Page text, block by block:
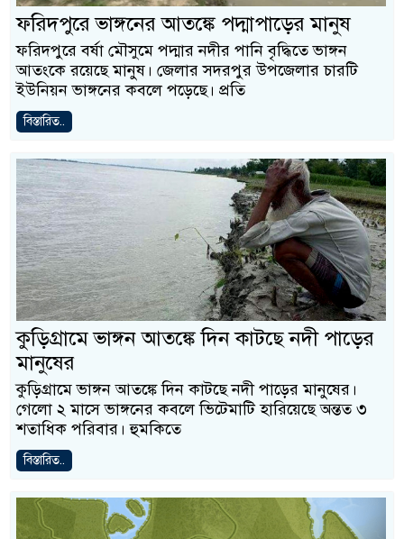
ফরিদপুরে ভাঙ্গনের আতঙ্কে পদ্মাপাড়ের মানুষ
ফরিদপুরে বর্ষা মৌসুমে পদ্মার নদীর পানি বৃদ্ধিতে ভাঙ্গন
আতংকে রয়েছে মানুষ। জেলার সদরপুর উপজেলার চারটি
ইউনিয়ন ভাঙ্গনের কবলে পড়েছে। প্রতি
বিস্তারিত..
কুড়িগ্রামে ভাঙ্গন আতঙ্কে দিন কাটছে নদী পাড়ের
মানুষের
কুড়িগ্রামে ভাঙ্গন আতঙ্কে দিন কাটছে নদী পাড়ের মানুষের।
গেলো ২ মাসে ভাঙ্গনের কবলে ভিটেমাটি হারিয়েছে অন্তত ৩
শতাধিক পরিবার। হুমকিতে
বিস্তারিত..